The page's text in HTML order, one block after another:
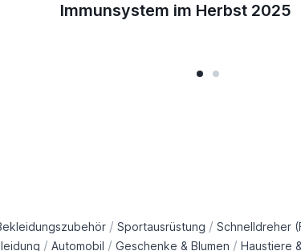
Immunsystem im Herbst 2025
/ Sportausrüstung / Schnelldreher
/ Automobil / Geschenke & Blumen / Haustiere